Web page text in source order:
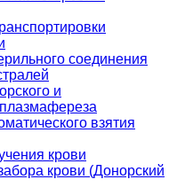
соединения
и
взятия
крови
крови (Донорский